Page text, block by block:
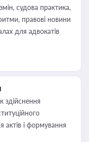
судова практика,
правові новини
для адвокатів
здійснення
актів і формування